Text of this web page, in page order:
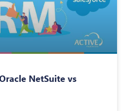
NetSuite vs